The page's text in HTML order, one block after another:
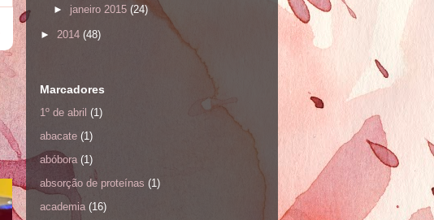
► janeiro 2015 (24)
► 2014 (48)
Marcadores
1º de abril (1)
abacate (1)
abóbora (1)
absorção de proteínas (1)
academia (16)